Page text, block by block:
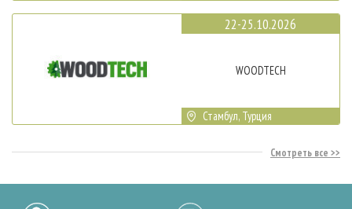
22-25.10.2026
WOODTECH
Стамбул, Турция
Смотреть все